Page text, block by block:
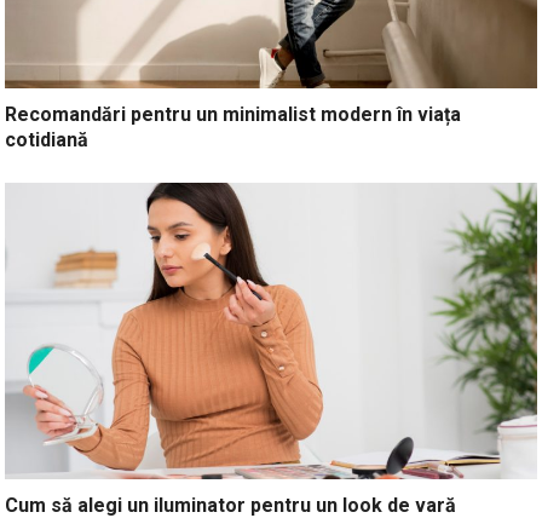
Recomandări pentru un minimalist modern în viața
cotidiană
Cum să alegi un iluminator pentru un look de vară